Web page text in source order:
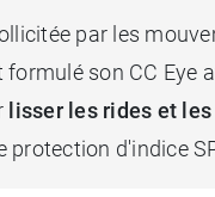
par les
son CC Eye
lisser les rides et
protection d'indice